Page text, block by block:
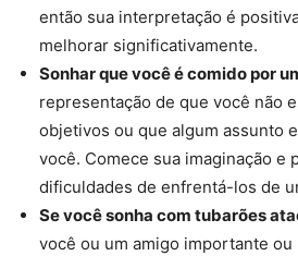
então sua interpretação é
melhorar significativamente.
Sonhar que você é comido por
representação de que você não
objetivos ou que algum assunto
você. Comece sua imaginação e
dificuldades de enfrentá-los de
Se você sonha com tubarões
você ou um amigo importante ou